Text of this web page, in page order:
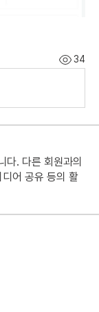
34
다. 다른 회원과의
어 공유 등의 활